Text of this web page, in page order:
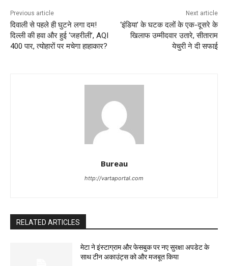
Previous article
दिवाली से पहले ही घुटने लगा दम!
दिल्ली की हवा और हुई ‘जहरीली’, AQI
400 पार, त्योहारों पर मचेगा हाहाकार?
Next article
‘इंडिया’ के घटक दलों के एक-दूसरे के
खिलाफ उम्मीदवार उतारे, सीताराम
येचुरी ने दी सफाई
Bureau
http://vartaportal.com
RELATED ARTICLES
मेटा ने इंस्टाग्राम और फेसबुक पर नए सुरक्षा अपडेट के
साथ टीन अकाउंट्स को और मजबूत किया